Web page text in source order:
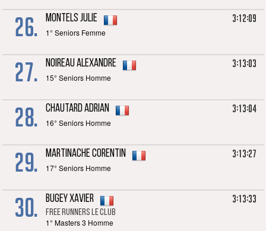
26. MONTELS Julie
1° Seniors Femme
3:12:09
27. NOIREAU Alexandre
15° Seniors Homme
3:13:03
28. CHAUTARD Adrian
16° Seniors Homme
3:13:04
29. MARTINACHE Corentin
17° Seniors Homme
3:13:27
30. BUGEY Xavier
Free runners le club
1° Masters 3 Homme
3:13:33